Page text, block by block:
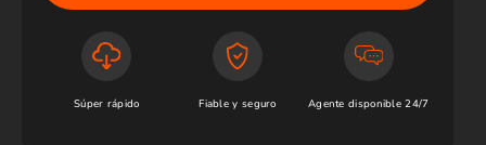
Súper rápido Fiable y seguro Agente disponible 24/7